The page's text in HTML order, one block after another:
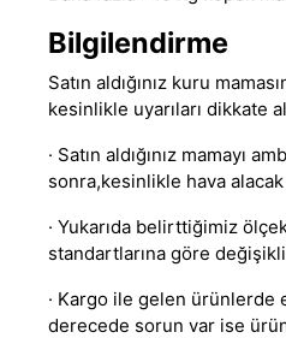
Bilgilendirme
Satın aldığınız kuru
kesinlikle uyarıları dikkate
· Satın aldığınız mamayı
sonra,kesinlikle hava alacak
· Yukarıda belirttiğimiz
standartlarına göre
· Kargo ile gelen
derecede sorun var ise